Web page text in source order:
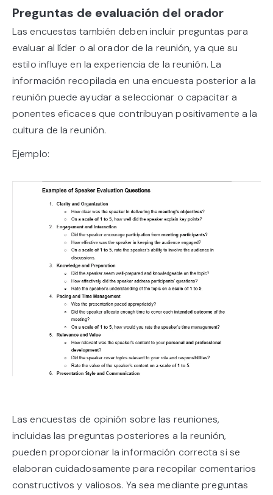
Preguntas de evaluación del orador
Las encuestas también deben incluir preguntas para
evaluar al líder o al orador de la reunión, ya que su
estilo influye en la experiencia de la reunión. La
información recopilada en una encuesta posterior a la
reunión puede ayudar a seleccionar o capacitar a
ponentes eficaces que contribuyan positivamente a la
cultura de la reunión.
Ejemplo:
Las encuestas de opinión sobre las reuniones,
incluidas las preguntas posteriores a la reunión,
pueden proporcionar la información correcta si se
elaboran cuidadosamente para recopilar comentarios
constructivos y valiosos. Ya sea mediante preguntas